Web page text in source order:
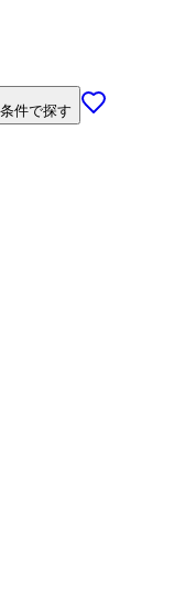
条件で探す